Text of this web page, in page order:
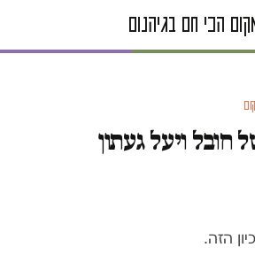
חובל ויעל געתון
הזה.